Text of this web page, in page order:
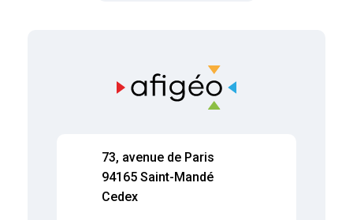
73, avenue de Paris
94165 Saint-Mandé
Cedex